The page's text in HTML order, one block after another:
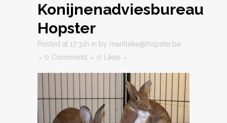
Konijnenadviesbureau
Hopster
Posted at 17:31h in by marilleke@hopster.be
0 Comments
0 Likes